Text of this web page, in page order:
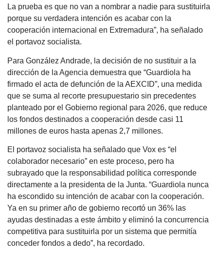
La prueba es que no van a nombrar a nadie para sustituirla
porque su verdadera intención es acabar con la
cooperación internacional en Extremadura”, ha señalado
el portavoz socialista.
Para González Andrade, la decisión de no sustituir a la
dirección de la Agencia demuestra que “Guardiola ha
firmado el acta de defunción de la AEXCID”, una medida
que se suma al recorte presupuestario sin precedentes
planteado por el Gobierno regional para 2026, que reduce
los fondos destinados a cooperación desde casi 11
millones de euros hasta apenas 2,7 millones.
El portavoz socialista ha señalado que Vox es “el
colaborador necesario” en este proceso, pero ha
subrayado que la responsabilidad política corresponde
directamente a la presidenta de la Junta. “Guardiola nunca
ha escondido su intención de acabar con la cooperación.
Ya en su primer año de gobierno recortó un 36% las
ayudas destinadas a este ámbito y eliminó la concurrencia
competitiva para sustituirla por un sistema que permitía
conceder fondos a dedo”, ha recordado.